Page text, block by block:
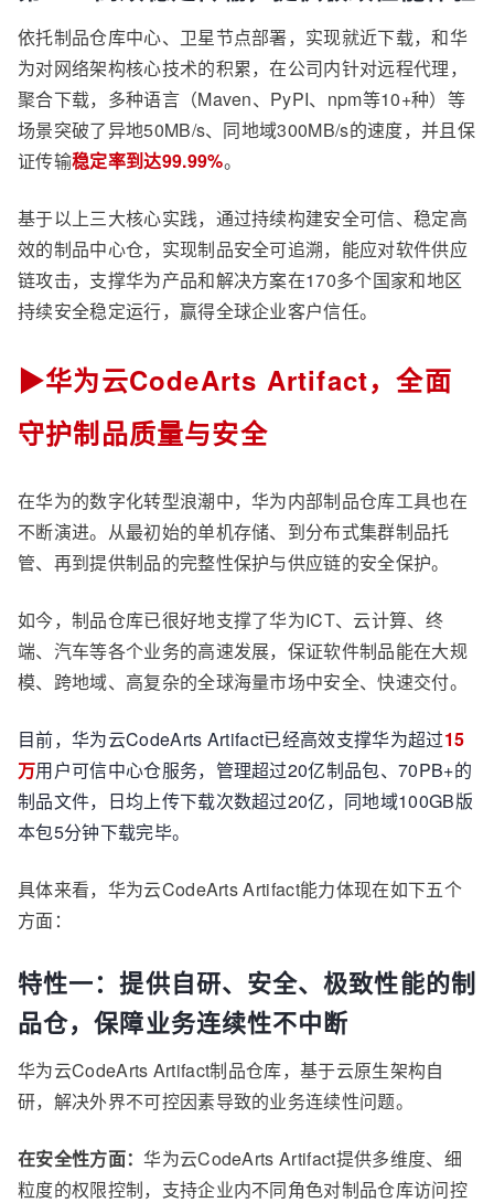
依托制品仓库中心、卫星节点部署，实现就近下载，和华
为对网络架构核心技术的积累，在公司内针对远程代理，
聚合下载，多种语言（Maven、PyPI、npm等10+种）等
场景突破了异地50MB/s、同地域300MB/s的速度，并且保
证传输稳定率到达99.99%。
基于以上三大核心实践，通过持续构建安全可信、稳定高
效的制品中心仓，实现制品安全可追溯，能应对软件供应
链攻击，支撑华为产品和解决方案在170多个国家和地区
持续安全稳定运行，赢得全球企业客户信任。
▶华为云CodeArts Artifact，全面
守护制品质量与安全
在华为的数字化转型浪潮中，华为内部制品仓库工具也在
不断演进。从最初始的单机存储、到分布式集群制品托
管、再到提供制品的完整性保护与供应链的安全保护。
如今，制品仓库已很好地支撑了华为ICT、云计算、终
端、汽车等各个业务的高速发展，保证软件制品能在大规
模、跨地域、高复杂的全球海量市场中安全、快速交付。
目前，华为云CodeArts Artifact已经高效支撑华为超过15
万用户可信中心仓服务，管理超过20亿制品包、70PB+的
制品文件，日均上传下载次数超过20亿，同地域100GB版
本包5分钟下载完毕。
具体来看，华为云CodeArts Artifact能力体现在如下五个
方面：
特性一：提供自研、安全、极致性能的制
品仓，保障业务连续性不中断
华为云CodeArts Artifact制品仓库，基于云原生架构自
研，解决外界不可控因素导致的业务连续性问题。
在安全性方面：华为云CodeArts Artifact提供多维度、细
粒度的权限控制，支持企业内不同角色对制品仓库访问控